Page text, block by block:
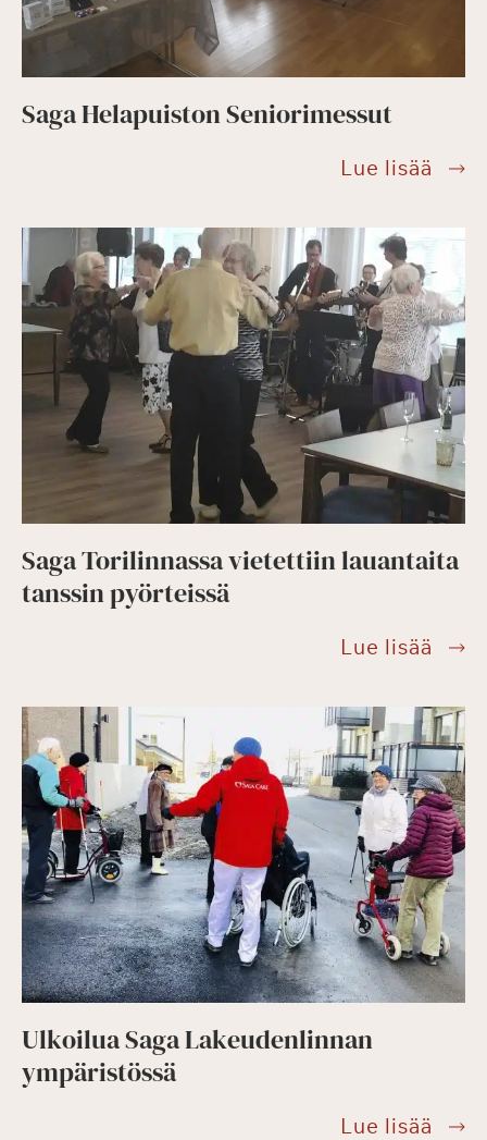
Saga Helapuiston Seniorimessut
Lue lisää Saga
Saga Torilinnassa vietettiin lauantaita
tanssin pyörteissä
Lue lisää Saga
Ulkoilua Saga Lakeudenlinnan
ympäristössä
Lue lisää